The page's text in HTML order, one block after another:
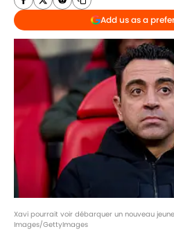
Add us as a
Xavi pourrait voir débarquer un nouveau
Images/GettyImages